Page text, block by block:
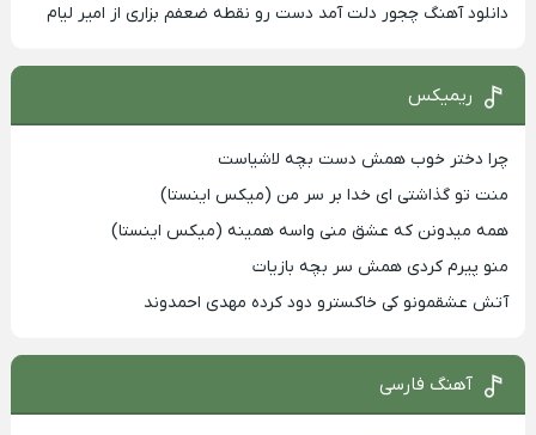
دانلود آهنگ چجور دلت آمد دست رو نقطه ضعفم بزاری از امیر لیام
ریمیکس
چرا دختر خوب همش دست بچه لاشیاست
منت‌ تو‌ گذاشتی‌ ای‌ خدا‌ بر‌ سر من (میکس اینستا)
همه میدونن که عشق منی واسه همینه (میکس اینستا)
منو پیرم کردی همش سر بچه بازیات
آتش عشقمونو کی خاکسترو دود کرده مهدی احمدوند
آهنگ فارسی